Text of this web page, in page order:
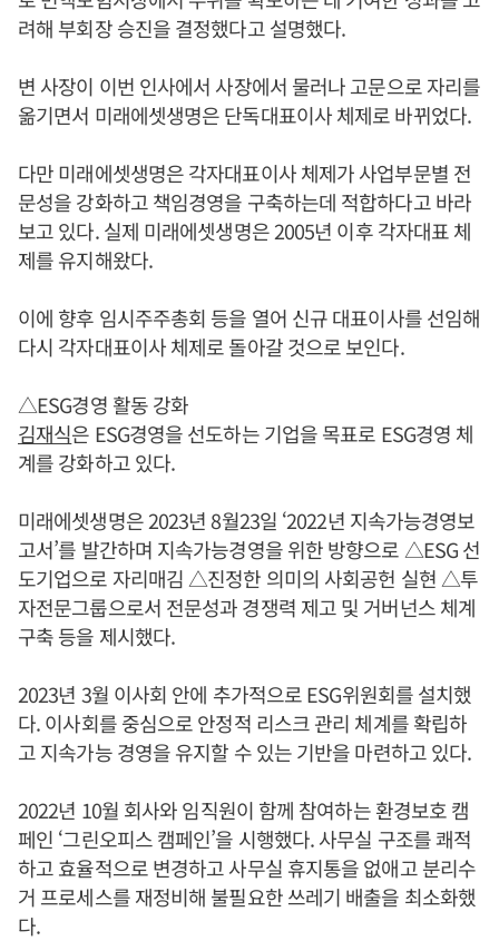
려해 부회장 승진을 결정했다고 설명했다.
변 사장이 이번 인사에서 사장에서 물러나 고문으로 자리를
옮기면서 미래에셋생명은 단독대표이사 체제로 바뀌었다.
다만 미래에셋생명은 각자대표이사 체제가 사업부문별 전
문성을 강화하고 책임경영을 구축하는데 적합하다고 바라
보고 있다. 실제 미래에셋생명은 2005년 이후 각자대표 체
제를 유지해왔다.
이에 향후 임시주주총회 등을 열어 신규 대표이사를 선임해
다시 각자대표이사 체제로 돌아갈 것으로 보인다.
△ESG경영 활동 강화
김재식은 ESG경영을 선도하는 기업을 목표로 ESG경영 체
계를 강화하고 있다.
미래에셋생명은 2023년 8월23일 ‘2022년 지속가능경영보
고서’를 발간하며 지속가능경영을 위한 방향으로 △ESG 선
도기업으로 자리매김 △진정한 의미의 사회공헌 실현 △투
자전문그룹으로서 전문성과 경쟁력 제고 및 거버넌스 체계
구축 등을 제시했다.
2023년 3월 이사회 안에 추가적으로 ESG위원회를 설치했
다. 이사회를 중심으로 안정적 리스크 관리 체계를 확립하
고 지속가능 경영을 유지할 수 있는 기반을 마련하고 있다.
2022년 10월 회사와 임직원이 함께 참여하는 환경보호 캠
페인 ‘그린오피스 캠페인’을 시행했다. 사무실 구조를 쾌적
하고 효율적으로 변경하고 사무실 휴지통을 없애고 분리수
거 프로세스를 재정비해 불필요한 쓰레기 배출을 최소화했
다.